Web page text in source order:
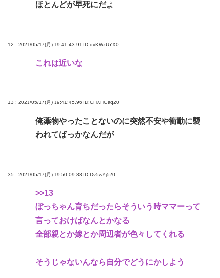
ほとんどが早死にだよ
12 : 2021/05/17(月) 19:41:43.91 ID:dvKWzUYX0
これは近いな
13 : 2021/05/17(月) 19:41:45.96 ID:CHXHGaq20
俺薬物やったことないのに突然不安や衝動に襲
われてばっかなんだが
35 : 2021/05/17(月) 19:50:09.88 ID:Dv5wYj520
>>13
ぼっちゃん育ちだったらそういう時ママーって
言っておけばなんとかなる
全部親とか嫁とか周辺者が色々してくれる
そうじゃないんなら自分でどうにかしよう